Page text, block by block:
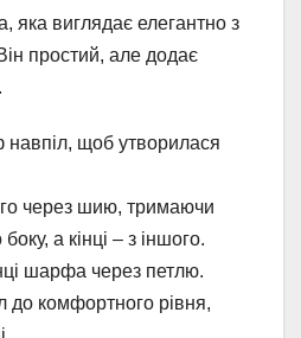
яка виглядає елегантно з
простий, але додає
щоб утворилася
через шию, тримаючи
а кінці – з іншого.
шарфа через петлю.
до комфортного рівня,